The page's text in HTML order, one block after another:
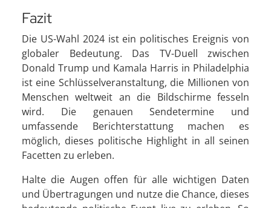
Fazit
Die US-Wahl 2024 ist ein politisches Ereignis von
globaler Bedeutung. Das TV-Duell zwischen
Donald Trump und Kamala Harris in Philadelphia
ist eine Schlüsselveranstaltung, die Millionen von
Menschen weltweit an die Bildschirme fesseln
wird. Die genauen Sendetermine und
umfassende Berichterstattung machen es
möglich, dieses politische Highlight in all seinen
Facetten zu erleben.
Halte die Augen offen für alle wichtigen Daten
und Übertragungen und nutze die Chance, dieses